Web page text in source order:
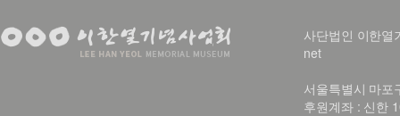
사단법인 이한
net
서울특별시 마
후원계좌 : 신한